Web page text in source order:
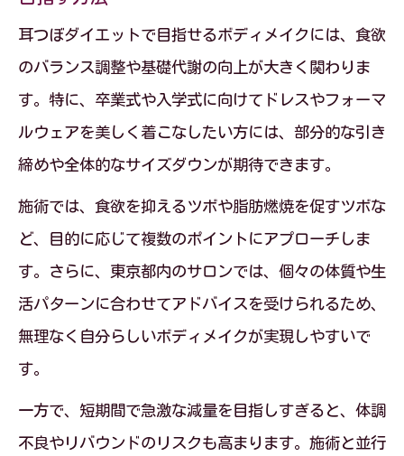
耳つぼダイエットで目指せるボディメイクには、食欲
のバランス調整や基礎代謝の向上が大きく関わりま
す。特に、卒業式や入学式に向けてドレスやフォーマ
ルウェアを美しく着こなしたい方には、部分的な引き
締めや全体的なサイズダウンが期待できます。
施術では、食欲を抑えるツボや脂肪燃焼を促すツボな
ど、目的に応じて複数のポイントにアプローチしま
す。さらに、東京都内のサロンでは、個々の体質や生
活パターンに合わせてアドバイスを受けられるため、
無理なく自分らしいボディメイクが実現しやすいで
す。
一方で、短期間で急激な減量を目指しすぎると、体調
不良やリバウンドのリスクも高まります。施術と並行